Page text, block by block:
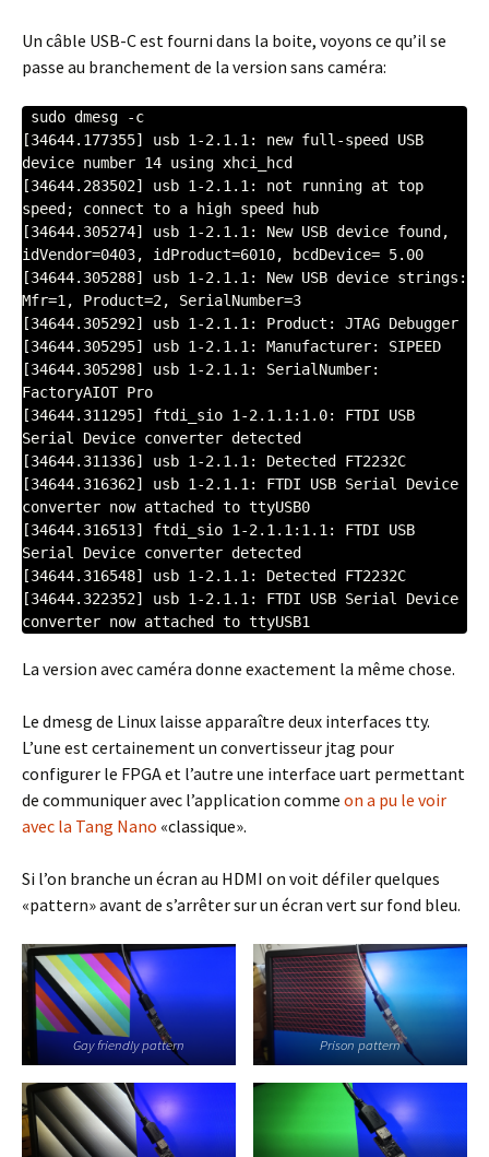
Un câble USB-C est fourni dans la boite, voyons ce qu’il se
passe au branchement de la version sans caméra:
[34644.177355] usb 1-2.1.1: new full-speed USB
device number 14 using xhci_hcd
[34644.283502] usb 1-2.1.1: not running at top
speed; connect to a high speed hub
[34644.305274] usb 1-2.1.1: New USB device found,
idVendor=0403, idProduct=6010, bcdDevice= 5.00
[34644.305288] usb 1-2.1.1: New USB device strings:
Mfr=1, Product=2, SerialNumber=3
[34644.305292] usb 1-2.1.1: Product: JTAG Debugger
[34644.305295] usb 1-2.1.1: Manufacturer: SIPEED
[34644.305298] usb 1-2.1.1: SerialNumber:
FactoryAIOT Pro
[34644.311295] ftdi_sio 1-2.1.1:1.0: FTDI USB
Serial Device converter detected
[34644.311336] usb 1-2.1.1: Detected FT2232C
[34644.316362] usb 1-2.1.1: FTDI USB Serial Device
converter now attached to ttyUSB0
[34644.316513] ftdi_sio 1-2.1.1:1.1: FTDI USB
Serial Device converter detected
[34644.316548] usb 1-2.1.1: Detected FT2232C
[34644.322352] usb 1-2.1.1: FTDI USB Serial Device
La version avec caméra donne exactement la même chose.
Le dmesg de Linux laisse apparaître deux interfaces tty.
L’une est certainement un convertisseur jtag pour
configurer le FPGA et l’autre une interface uart permettant
de communiquer avec l’application comme on a pu le voir
avec la Tang Nano «classique».
Si l’on branche un écran au HDMI on voit défiler quelques
«pattern» avant de s’arrêter sur un écran vert sur fond bleu.
Gay friendly pattern Prison pattern